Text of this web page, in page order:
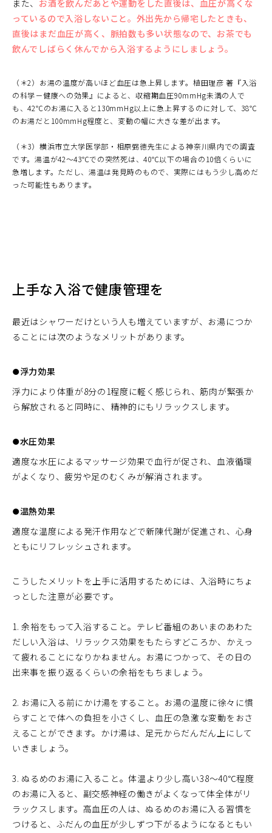
また、 お酒を飲んだあとや運動をした直後は、血圧が高くな
っているので入浴しないこと。外出先から帰宅したときも、
直後はまだ血圧が高く、脈拍数も多い状態なので、お茶でも
飲んでしばらく休んでから入浴するようにしましょう。
（＊2）お湯の温度が高いほど血圧は急上昇します。植田理彦 著『入浴
の科学－健康への効果』によると、収縮期血圧90mmHg未満の人で
も、42℃のお湯に入ると130mmHg以上に急上昇するのに対して、38℃
のお湯だと100mmHg程度と、変動の幅に大きな差が出ます。
（＊3）横浜市立大学医学部・相原弼徳先生による神奈川県内での調査
です。湯温が42～43℃での突然死は、40℃以下の場合の10倍くらいに
急増します。ただし、湯温は発見時のもので、実際にはもう少し高めだ
った可能性もあります。
上手な入浴で健康管理を
最近はシャワーだけという人も増えていますが、お湯につか
ることには次のようなメリットがあります。
●浮力効果
浮力により体重が8分の1程度に軽く感じられ、筋肉が緊張か
ら解放されると同時に、精神的にもリラックスします。
●水圧効果
適度な水圧によるマッサージ効果で血行が促され、血液循環
がよくなり、疲労や足のむくみが解消されます。
●温熱効果
適度な温度による発汗作用などで新陳代謝が促進され、心身
ともにリフレッシュされます。
こうしたメリットを上手に活用するためには、入浴時にちょ
っとした注意が必要です。
1. 余裕をもって入浴すること。テレビ番組のあいまのあわた
だしい入浴は、リラックス効果をもたらすどころか、かえっ
て疲れることになりかねません。お湯につかって、その日の
出来事を振り返るくらいの余裕をもちましょう。
2. お湯に入る前にかけ湯をすること。お湯の温度に徐々に慣
らすことで体への負担を小さくし、血圧の急激な変動をおさ
えることができます。かけ湯は、足元からだんだん上にして
いきましょう。
3. ぬるめのお湯に入ること。体温より少し高い38～40℃程度
のお湯に入ると、副交感神経の働きがよくなって体全体がリ
ラックスします。高血圧の人は、ぬるめのお湯に入る習慣を
つけると、ふだんの血圧が少しずつ下がるようになるともい